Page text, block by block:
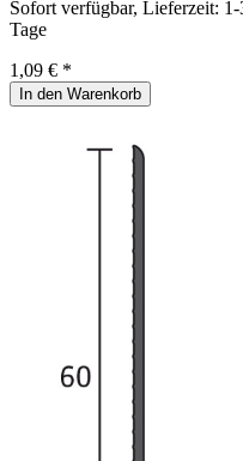
Sofort verfügbar, Lieferzeit:
Tage
1,09 € *
In den Warenkorb